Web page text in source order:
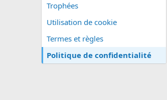
Trophées
Utilisation de cookie
Termes et règles
Politique de confidentialité